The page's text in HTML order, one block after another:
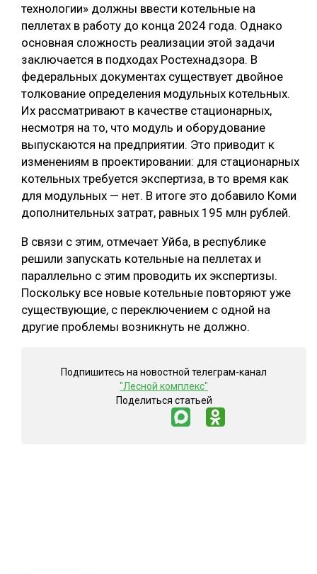
ЦБП
КОМПЛЕКСНАЯ ПЕРЕРАБОТКА
ЛЕСОПИЛЕНИЕ
ДЕРЕВЯННОЕ ДОМОСТРОЕНИЕ
СОРТИРОВКА ДРЕВЕСИНЫ
СУШКА ДРЕВЕСИНЫ
МЕБЕЛЬНОЕ ПРОИЗВОДСТВО
технологии» должны ввести котельные на
пеллетах в работу до конца 2024 года. Однако
основная сложность реализации этой задачи
заключается в подходах Ростехнадзора. В
федеральных документах существует двойное
толкование определения модульных котельных.
Их рассматривают в качестве стационарных,
несмотря на то, что модуль и оборудование
выпускаются на предприятии. Это приводит к
изменениям в проектировании: для стационарных
котельных требуется экспертиза, в то время как
для модульных — нет. В итоге это добавило Коми
дополнительных затрат, равных 195 млн рублей.
В связи с этим, отмечает Уйба, в республике
решили запускать котельные на пеллетах и
параллельно с этим проводить их экспертизы.
Поскольку все новые котельные повторяют уже
существующие, с переключением с одной на
другие проблемы возникнуть не должно.
Подпишитесь на новостной телеграм-канал
"Лесной комплекс"
Поделиться статьей